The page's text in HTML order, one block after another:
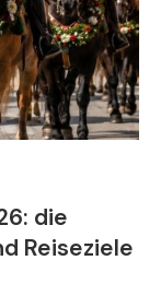
die
Reiseziele